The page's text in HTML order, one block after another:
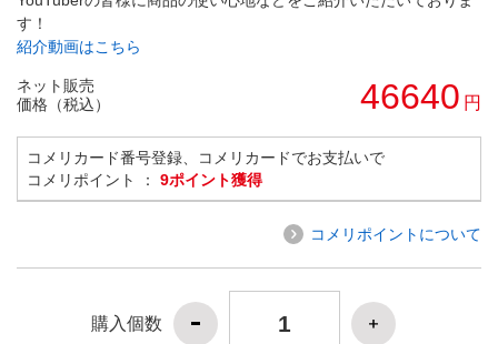
す！
紹介動画はこちら
ネット販売
価格（税込）
46640 円
コメリカード番号登録、コメリカードでお支払いで
コメリポイント ： 9ポイント獲得
コメリポイントについて
購入個数